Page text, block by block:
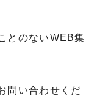
とのないWEB集
問い合わせくだ